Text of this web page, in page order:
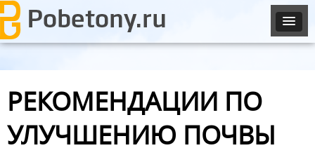
РЕКОМЕНДАЦИИ ПО
УЛУЧШЕНИЮ ПОЧВЫ